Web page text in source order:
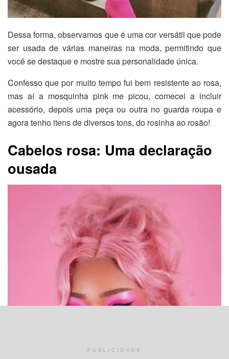
Dessa forma, observamos que é uma cor versátil que pode
ser usada de várias maneiras na moda, permitindo que
você se destaque e mostre sua personalidade única.
Confesso que por muito tempo fui bem resistente ao rosa,
mas aí a mosquinha pink me picou, comecei a incluir
acessório, depois uma peça ou outra no guarda roupa e
agora tenho itens de diversos tons, do rosinha ao rosão!
Cabelos rosa: Uma declaração
ousada
PUBLICIDADE